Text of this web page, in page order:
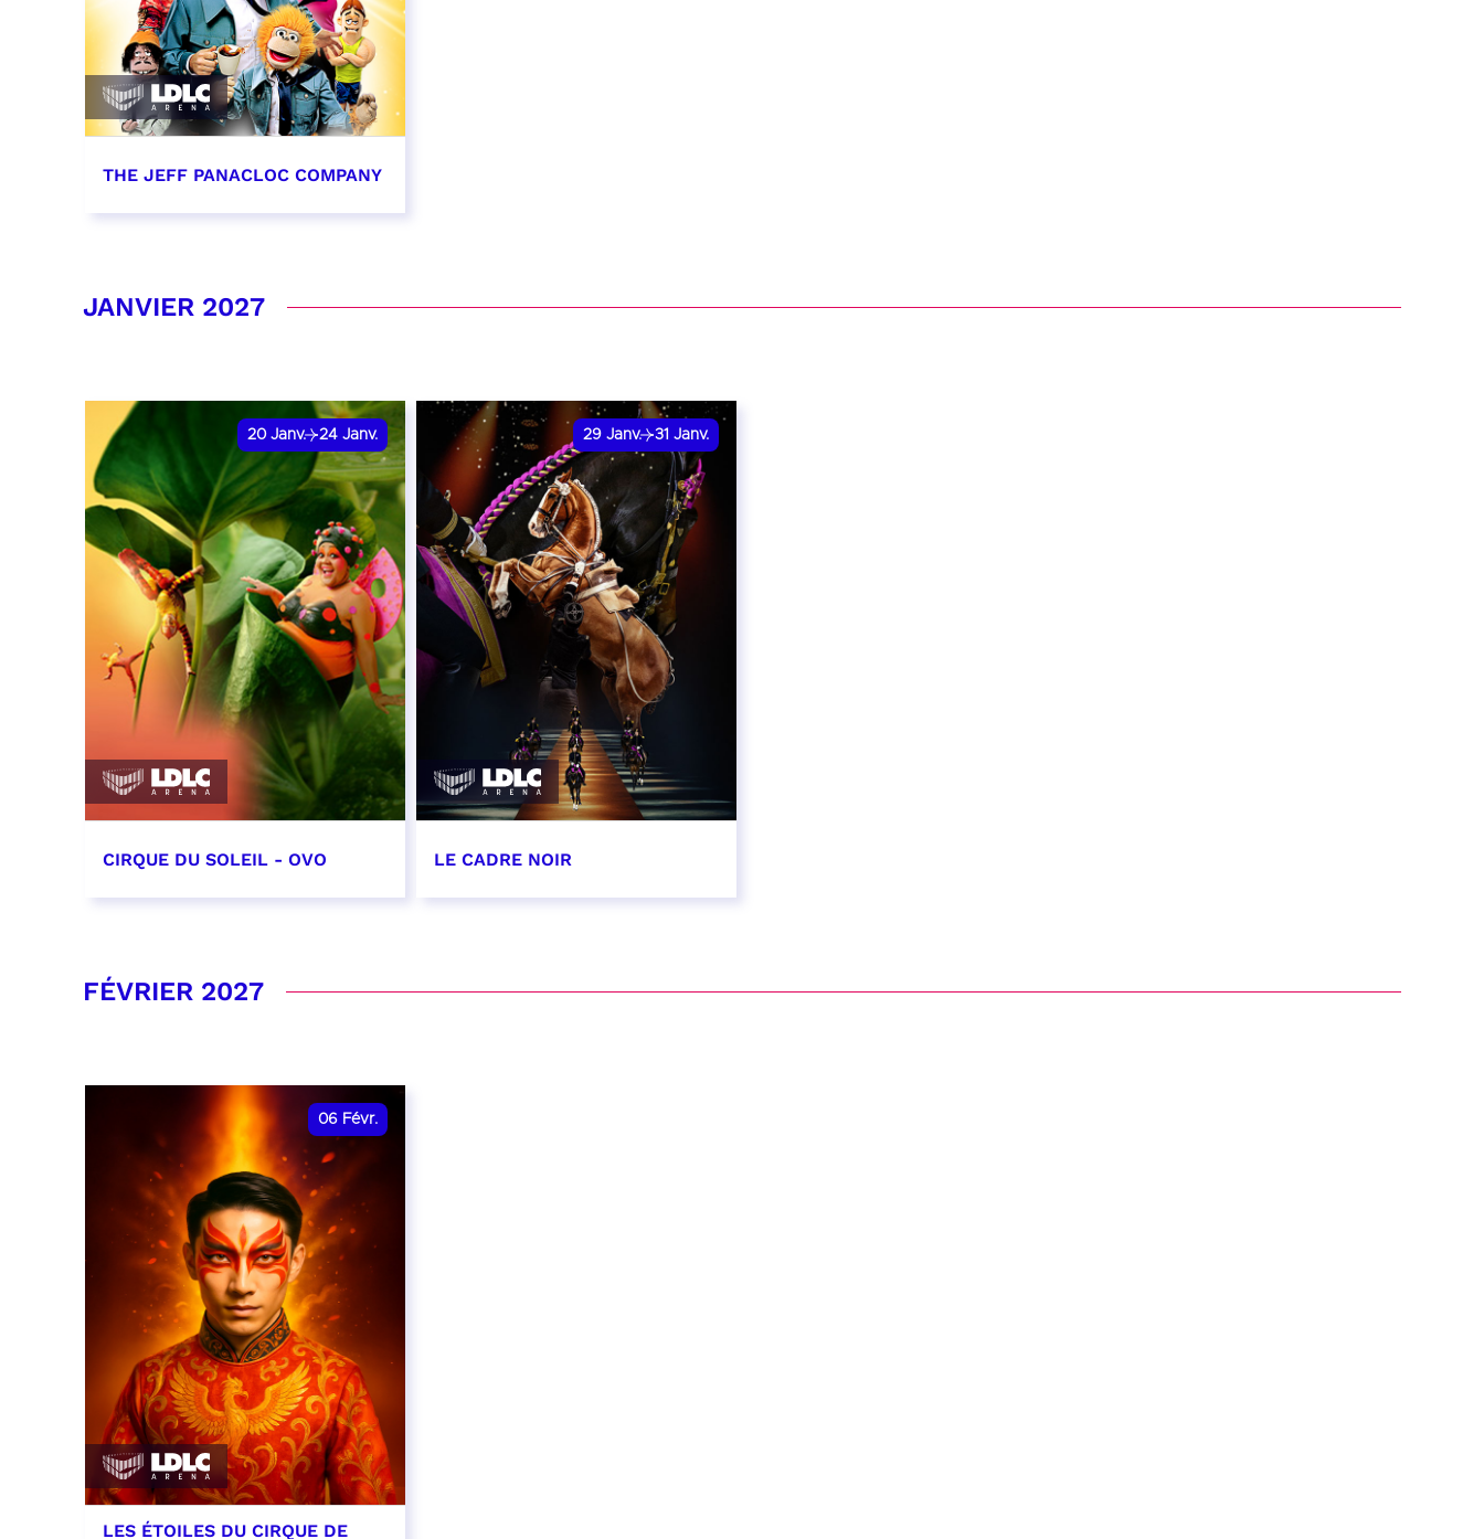
THE JEFF PANACLOC COMPANY
JANVIER 2027
20 Janv. 24 Janv.
CIRQUE DU SOLEIL - OVO
29 Janv. 31 Janv.
LE CADRE NOIR
FÉVRIER 2027
06 Févr.
LES ÉTOILES DU CIRQUE DE